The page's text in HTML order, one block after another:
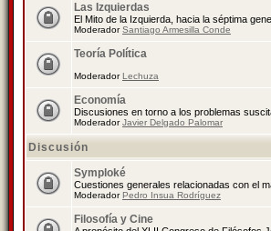
Las Izquierdas
El Mito de la Izquierda, hacia la séptima
ModeradorSantiago Armesilla Conde
Teoría Política
ModeradorLechuza
Economía
Discusiones en torno a los problemas
ModeradorJavier Delgado Palomar
Discusión
Symploké
Cuestiones generales relacionadas con el
ModeradorPedro Insua Rodríguez
Filosofía y Cine